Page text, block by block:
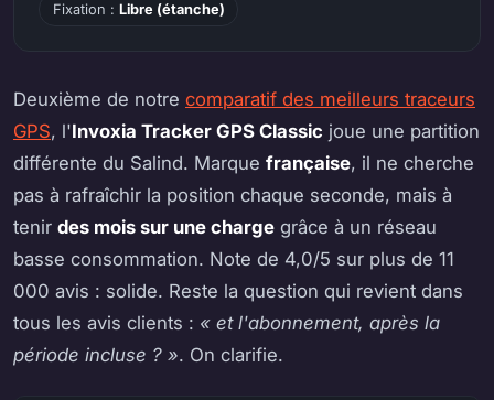
Fixation : Libre (étanche)
Deuxième de notre comparatif des meilleurs traceurs
GPS, l'Invoxia Tracker GPS Classic joue une partition
différente du Salind. Marque française, il ne cherche
pas à rafraîchir la position chaque seconde, mais à
tenir des mois sur une charge grâce à un réseau
basse consommation. Note de 4,0/5 sur plus de 11
000 avis : solide. Reste la question qui revient dans
tous les avis clients : « et l'abonnement, après la
période incluse ? ». On clarifie.